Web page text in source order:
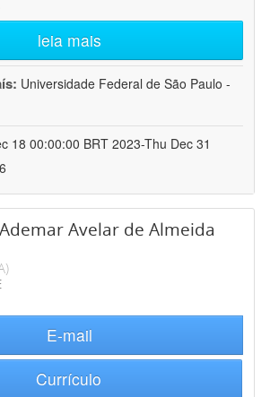
leia mais
Universidade Federal de São Paulo -
18 00:00:00 BRT 2023-Thu Dec 31
Ademar Avelar de Almeida
E-mail
Currículo